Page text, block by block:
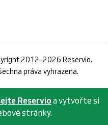
2012–2026 Reservio.
práva vyhrazena.
Reservioa vytvořte si
stránky.